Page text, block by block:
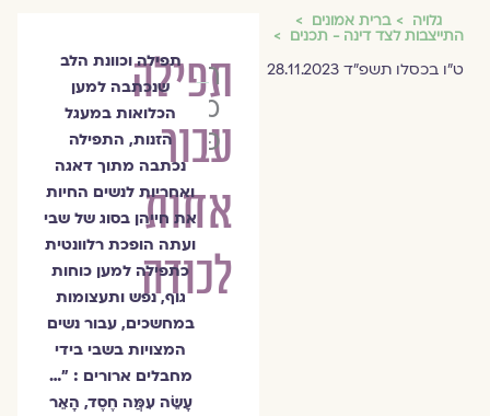
גלויה ברית אמונים
התייצבות לצד דינה - תכנים
ט״ו בכסלו תשפ״ד 28.11.2023
תפילה
עבור
אחות
לכודה
הרבנית
מלכה
פיוטרקובסקי
תפילה וכוונת הלב
שנכתבה למען
הכלואות במעגל
הזנות, התפילה
נכתבה מתוך דאגה
ואחריות לנשים החיות
את חייהן בסוג של שבי
ועתה הופכת רלוונטית
כתפילה למען כוחות
גוף, נפש ותעצומות
במחשכים, עבור נשים
המצויות בשבי בידי
מחבלים ארורים : ״…
עָשֵׂה עִמֲּה חֶסֶד, הָאֵר